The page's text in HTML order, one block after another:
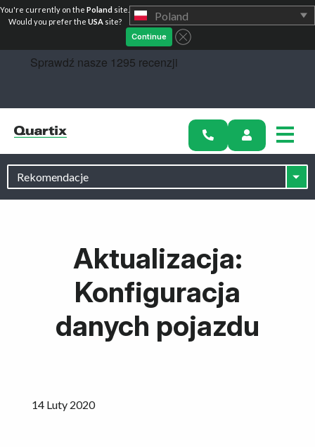
You're currently on the Poland site.
Would you prefer the USAsite? Poland
Continue
Aktualizacja:
Konfiguracja
danych pojazdu
14 Luty 2020
Zacznij